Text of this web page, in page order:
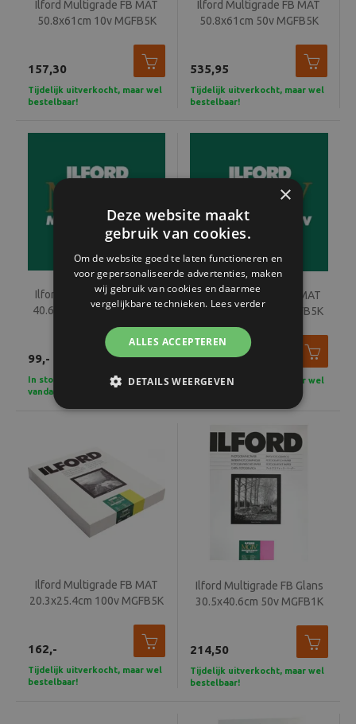
Ilford Multigrade FB MAT
50.8x61cm 10v MGFB5K
157,30
Tijdelijk uitverkocht, maar wel
bestelbaar!
Ilford Multigrade FB MAT
50.8x61cm 50v MGFB5K
535,95
Tijdelijk uitverkocht, maar wel
bestelbaar!
Ilford Multigrade FB MAT
40.6x50.8cm 10v MGFB5K
CLASSIC
99,-
In stock - Voor 15u besteld,
vandaag verzonden
Ilford Multigrade FB MAT
30.5x40.6cm 10v MGFB5K
CLASSIC
59,50
Tijdelijk uitverkocht, maar wel
Ilford Multigrade FB MAT
20.3x25.4cm 100v MGFB5K
162,-
Tijdelijk uitverkocht, maar wel
bestelbaar!
Ilford Multigrade FB Glans
30.5x40.6cm 50v MGFB1K
214,50
Tijdelijk uitverkocht, maar wel
bestelbaar!
×
Deze website maakt
gebruik van cookies.
Om de website goed te laten functioneren en
voor gepersonaliseerde advertenties, maken
wij gebruik van cookies en daarmee
vergelijkbare technieken. Lees verder
ALLES ACCEPTEREN
DETAILS WEERGEVEN